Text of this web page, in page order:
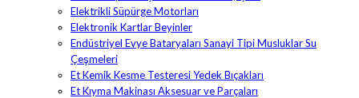
Elektrikli Süpürge Motorları
Elektronik Kartlar Beyinler
Endüstriyel Evye Bataryaları Sanayi Tipi Musluklar Su
Çeşmeleri
Et Kemik Kesme Testeresi Yedek Bıçakları
Et Kıyma Makinası Aksesuar ve Parçaları